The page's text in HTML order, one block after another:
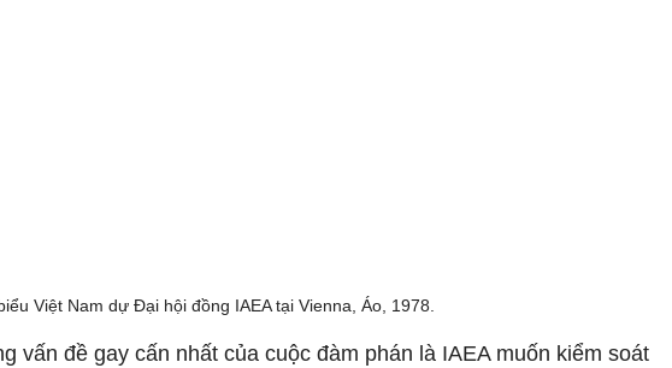
Việt Nam dự Đại hội đồng IAEA tại Vienna, Áo, 1978.
vấn đề gay cấn nhất của cuộc đàm phán là IAEA muốn kiểm soát